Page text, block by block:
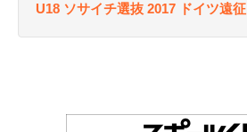
U18 ソサイチ選抜 2017 ドイツ遠征